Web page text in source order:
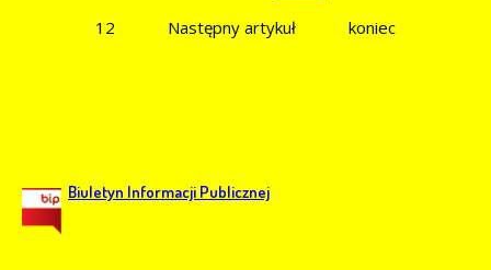
12 Następny artykuł koniec
Biuletyn Informacji Publicznej